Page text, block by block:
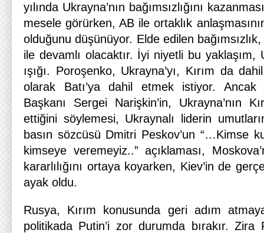
yılında Ukrayna’nın bağımsızlığını
mesele görürken, AB ile ortaklık
olduğunu düşünüyor. Elde edilen bağımsızlık,
ile devamlı olacaktır. İyi niyetli bu yaklaşım,
ışığı. Poroşenko, Ukrayna’yı, Kırım da
olarak Batı’ya dahil etmek istiyor. Ancak
Başkanı Sergei Narişkin’in, Ukrayna’nın
ettiğini söylemesi, Ukraynalı liderin
basın sözcüsü Dmitri Peskov’un “…Kimse
kimseye veremeyiz..” açıklaması,
kararlılığını ortaya koyarken, Kiev’in de
ayak oldu.
Rusya, Kırım konusunda geri adım
politikada Putin’i zor durumda bırakır. Zira